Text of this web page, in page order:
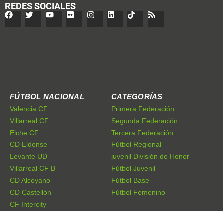
REDES SOCIALES
FÚTBOL NACIONAL
Valencia CF
Villarreal CF
Elche CF
CD Eldense
Levante UD
Villarreal CF B
CD Alcoyano
CD Castellón
CF Intercity
CATEGORÍAS
Primera Federación
Segunda Federación
Tercera Federación
Fútbol Regional
juvenil División de Honor
Fútbol Juvenil
Fútbol Base
Fútbol Femenino